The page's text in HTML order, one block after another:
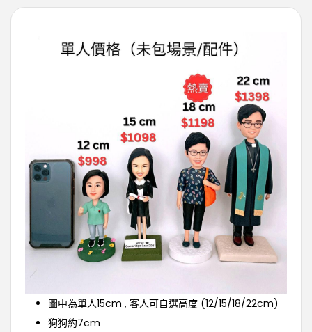
圖中為單人15cm , 客人可自選高度 (12/15/18/22cm)
狗狗約7cm